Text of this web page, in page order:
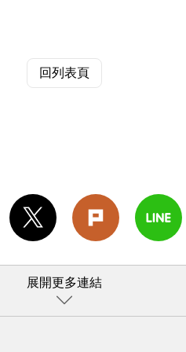
回列表頁
展開更多連結